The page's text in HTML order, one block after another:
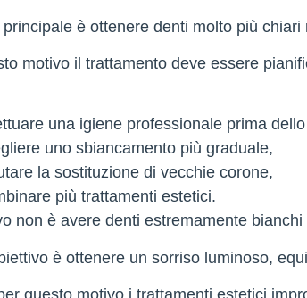
è ottenere denti molto più
motivo il trattamento deve essere
una igiene professionale prima
uno sbiancamento più graduale,
la sostituzione di vecchie corone,
più trattamenti estetici.
non è avere denti estremamente
è ottenere un sorriso luminoso,